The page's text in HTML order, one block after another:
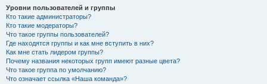
Уровни пользователей и группы
Кто такие администраторы?
Кто такие модераторы?
Что такое группы пользователей?
Где находятся группы и как мне вступить в них?
Как мне стать лидером группы?
Почему названия некоторых групп имеют разные цвета?
Что такое группа по умолчанию?
Что означает ссылка «Наша команда»?